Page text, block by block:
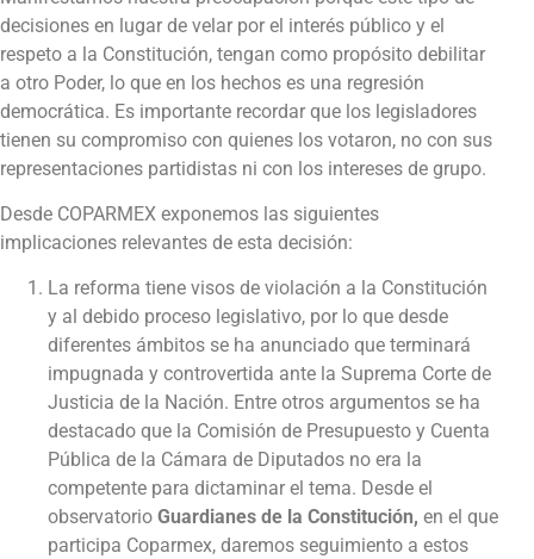
decisiones en lugar de velar por el interés público y el
respeto a la Constitución, tengan como propósito debilitar
a otro Poder, lo que en los hechos es una regresión
democrática. Es importante recordar que los legisladores
tienen su compromiso con quienes los votaron, no con sus
representaciones partidistas ni con los intereses de grupo.
Desde COPARMEX exponemos las siguientes
implicaciones relevantes de esta decisión:
La reforma tiene visos de violación a la Constitución
y al debido proceso legislativo, por lo que desde
diferentes ámbitos se ha anunciado que terminará
impugnada y controvertida ante la Suprema Corte de
Justicia de la Nación. Entre otros argumentos se ha
destacado que la Comisión de Presupuesto y Cuenta
Pública de la Cámara de Diputados no era la
competente para dictaminar el tema. Desde el
observatorio Guardianes de la Constitución, en el que
participa Coparmex, daremos seguimiento a estos